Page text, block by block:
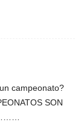
campeonato?
SON